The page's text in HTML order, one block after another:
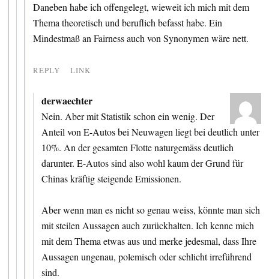
Daneben habe ich offengelegt, wieweit ich mich mit dem
Thema theoretisch und beruflich befasst habe. Ein
Mindestmaß an Fairness auch von Synonymen wäre nett.
REPLY LINK
derwaechter
Nein. Aber mit Statistik schon ein wenig. Der
Anteil von E-Autos bei Neuwagen liegt bei deutlich unter
10%. An der gesamten Flotte naturgemäss deutlich
darunter. E-Autos sind also wohl kaum der Grund für
Chinas kräftig steigende Emissionen.
Aber wenn man es nicht so genau weiss, könnte man sich
mit steilen Aussagen auch zurückhalten. Ich kenne mich
mit dem Thema etwas aus und merke jedesmal, dass Ihre
Aussagen ungenau, polemisch oder schlicht irreführend
sind.